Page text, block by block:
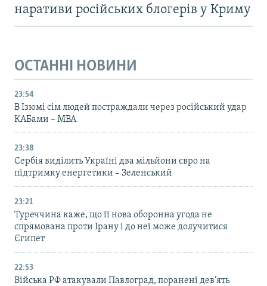
наративи російських блогерів у Криму
ОСТАННІ НОВИНИ
23:54
В Ізюмі сім людей постраждали через російський удар
КАБами – МВА
23:38
Сербія виділить Україні два мільйони євро на
підтримку енергетики – Зеленський
23:21
Туреччина каже, що її нова оборонна угода не
спрямована проти Ірану і до неї може долучитися
Єгипет
22:53
Війська РФ атакували Павлоград, поранені дев’ять